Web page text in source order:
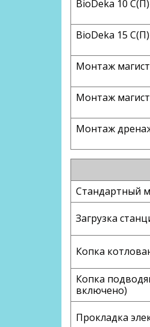
BioDeka 10
BioDeka 15
Монтаж
Монтаж
Монтаж
Стандартный
Загрузка
Копка
Копка
включено)
Прокладка